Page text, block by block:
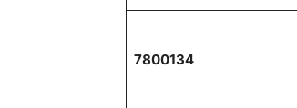
7800134